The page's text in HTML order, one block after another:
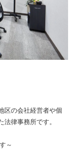
区の会社経営者や個
律事務所です。
～